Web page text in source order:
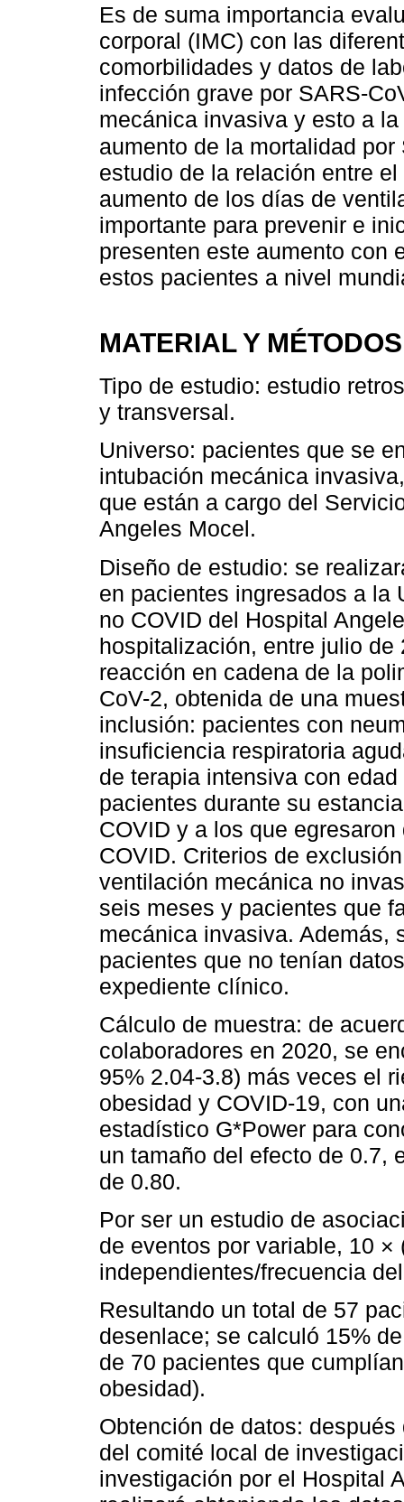
Es de suma importancia
corporal (IMC) con las
comorbilidades y datos de
infección grave por SARS-
mecánica invasiva y esto a
aumento de la mortalidad por
estudio de la relación entre
aumento de los días de
importante para prevenir e
presenten este aumento con
estos pacientes a nivel
MATERIAL Y MÉTODOS
Tipo de estudio: estudio
y transversal.
Universo: pacientes que se
intubación mecánica
que están a cargo del
Angeles Mocel.
Diseño de estudio: se
en pacientes ingresados a la
no COVID del Hospital
hospitalización, entre julio
reacción en cadena de la
CoV-2, obtenida de una
inclusión: pacientes con
insuficiencia respiratoria
de terapia intensiva con
pacientes durante su
COVID y a los que
COVID. Criterios de
ventilación mecánica no
seis meses y pacientes que
mecánica invasiva. Además,
pacientes que no tenían
expediente clínico.
Cálculo de muestra: de
colaboradores en 2020, se
95% 2.04-3.8) más veces el
obesidad y COVID-19, con
estadístico G*Power para
un tamaño del efecto de 0.7,
de 0.80.
Por ser un estudio de
de eventos por variable, 10 ×
independientes/frecuencia
Resultando un total de 57
desenlace; se calculó 15%
de 70 pacientes que
obesidad).
Obtención de datos:
del comité local de
investigación por el Hospital